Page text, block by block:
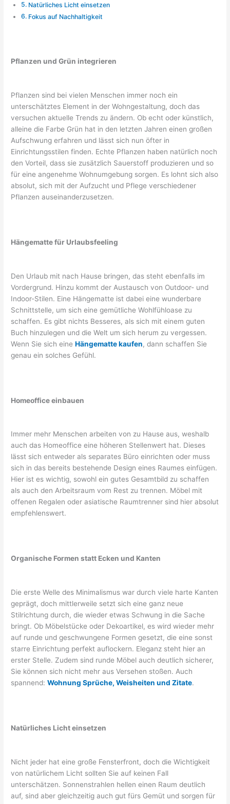
Natürliches Licht einsetzen
Fokus auf Nachhaltigkeit
Pflanzen und Grün integrieren
Pflanzen sind bei vielen Menschen immer noch ein
unterschätztes Element in der Wohngestaltung, doch das
versuchen aktuelle Trends zu ändern. Ob echt oder künstlich,
alleine die Farbe Grün hat in den letzten Jahren einen großen
Aufschwung erfahren und lässt sich nun öfter in
Einrichtungsstilen finden. Echte Pflanzen haben natürlich noch
den Vorteil, dass sie zusätzlich Sauerstoff produzieren und so
für eine angenehme Wohnumgebung sorgen. Es lohnt sich also
absolut, sich mit der Aufzucht und Pflege verschiedener
Pflanzen auseinanderzusetzen.
Hängematte für Urlaubsfeeling
Den Urlaub mit nach Hause bringen, das steht ebenfalls im
Vordergrund. Hinzu kommt der Austausch von Outdoor- und
Indoor-Stilen. Eine Hängematte ist dabei eine wunderbare
Schnittstelle, um sich eine gemütliche Wohlfühloase zu
schaffen. Es gibt nichts Besseres, als sich mit einem guten
Buch hinzulegen und die Welt um sich herum zu vergessen.
Wenn Sie sich eineHängematte kaufen, dann schaffen Sie
genau ein solches Gefühl.
Homeoffice einbauen
Immer mehr Menschen arbeiten von zu Hause aus, weshalb
auch das Homeoffice eine höheren Stellenwert hat. Dieses
lässt sich entweder als separates Büro einrichten oder muss
sich in das bereits bestehende Design eines Raumes einfügen.
Hier ist es wichtig, sowohl ein gutes Gesamtbild zu schaffen
als auch den Arbeitsraum vom Rest zu trennen. Möbel mit
offenen Regalen oder asiatische Raumtrenner sind hier absolut
empfehlenswert.
Organische Formen statt Ecken und Kanten
Die erste Welle des Minimalismus war durch viele harte Kanten
geprägt, doch mittlerweile setzt sich eine ganz neue
Stilrichtung durch, die wieder etwas Schwung in die Sache
bringt. Ob Möbelstücke oder Dekoartikel, es wird wieder mehr
auf runde und geschwungene Formen gesetzt, die eine sonst
starre Einrichtung perfekt auflockern. Eleganz steht hier an
erster Stelle. Zudem sind runde Möbel auch deutlich sicherer,
Sie können sich nicht mehr aus Versehen stoßen. Auch
spannend:Wohnung Sprüche, Weisheiten und Zitate.
Natürliches Licht einsetzen
Nicht jeder hat eine große Fensterfront, doch die Wichtigkeit
von natürlichem Licht sollten Sie auf keinen Fall
unterschätzen. Sonnenstrahlen hellen einen Raum deutlich
auf, sind aber gleichzeitig auch gut fürs Gemüt und sorgen für